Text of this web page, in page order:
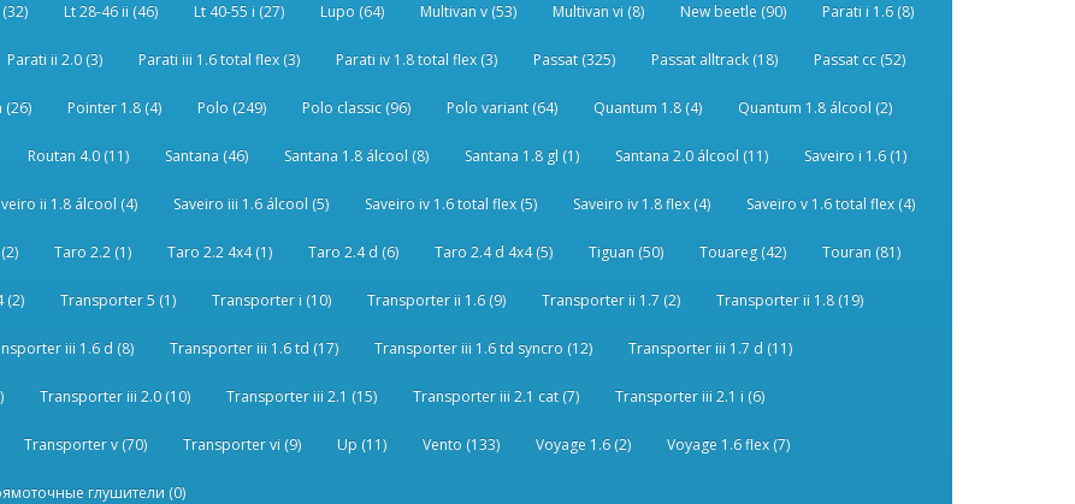
Lt 28-46 ii (46) Lt 40-55 i (27) Lupo (64) Multivan v (53) Multivan vi (8) New beetle (90) Parati i 1.6 (8)
Parati ii 2.0 (3) Parati iii 1.6 total flex (3) Parati iv 1.8 total flex (3) Passat (325) Passat alltrack (18) Passat cc (52)
(26) Pointer 1.8 (4) Polo (249) Polo classic (96) Polo variant (64) Quantum 1.8 (4) Quantum 1.8 álcool (2)
Routan 4.0 (11) Santana (46) Santana 1.8 álcool (8) Santana 1.8 gl (1) Santana 2.0 álcool (11) Saveiro i 1.6 (1)
ii 1.8 álcool (4) Saveiro iii 1.6 álcool (5) Saveiro iv 1.6 total flex (5) Saveiro iv 1.8 flex (4) Saveiro v 1.6 total flex (4)
Taro 2.2 (1) Taro 2.2 4x4 (1) Taro 2.4 d (6) Taro 2.4 d 4x4 (5) Tiguan (50) Touareg (42) Touran (81)
(2) Transporter 5 (1) Transporter i (10) Transporter ii 1.6 (9) Transporter ii 1.7 (2) Transporter ii 1.8 (19)
iii 1.6 d (8) Transporter iii 1.6 td (17) Transporter iii 1.6 td syncro (12) Transporter iii 1.7 d (11)
Transporter iii 2.0 (10) Transporter iii 2.1 (15) Transporter iii 2.1 cat (7) Transporter iii 2.1 i (6)
Transporter v (70) Transporter vi (9) Up (11) Vento (133) Voyage 1.6 (2) Voyage 1.6 flex (7)
глушители (0)